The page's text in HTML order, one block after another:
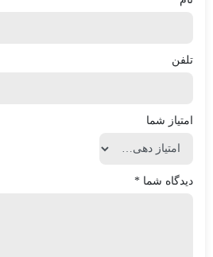
تلفن
امتیاز شما
دیدگاه شما *